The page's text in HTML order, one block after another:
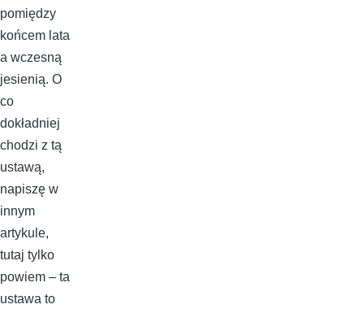
pomiędzy
końcem lata
a wczesną
jesienią. O
co
dokładniej
chodzi z tą
ustawą,
napiszę w
innym
artykule,
tutaj tylko
powiem – ta
ustawa to